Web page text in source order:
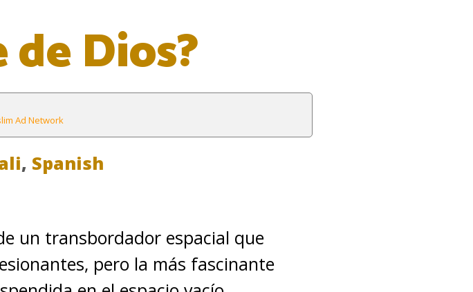
Dios?
Ad Network
, Spanish
un transbordador espacial que
pero la más fascinante